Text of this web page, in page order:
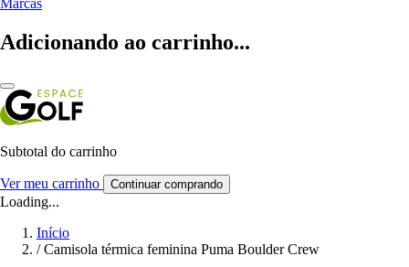
Marcas
Adicionando ao carrinho...
Subtotal do carrinho
Ver meu carrinho Continuar comprando
Loading...
Início
/ Camisola térmica feminina Puma Boulder Crew